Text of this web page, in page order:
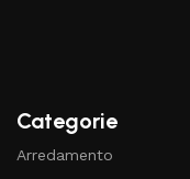
Categorie
Arredamento